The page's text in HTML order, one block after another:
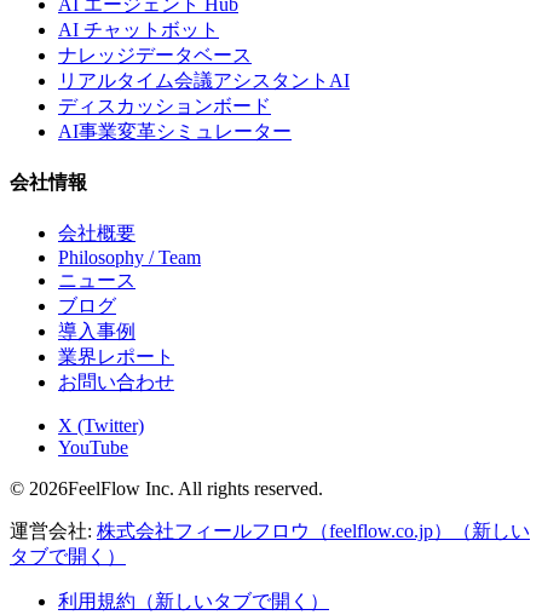
AI チャットボット
ナレッジデータベース
リアルタイム会議アシスタントAI
ディスカッションボード
AI事業変革シミュレーター
会社情報
会社概要
Philosophy / Team
ニュース
ブログ
導入事例
業界レポート
お問い合わせ
X (Twitter)
YouTube
© 2026FeelFlow Inc. All rights reserved.
運営会社: 株式会社フィールフロウ（feelflow.co.jp）
（新しい
タブで開く）
利用規約 （新しいタブで開く）